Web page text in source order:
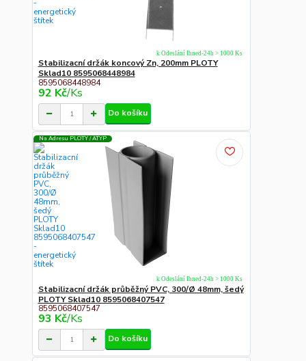
Stabilizacní držák koncový Zn, 200mm PLOTY
Sklad10 8595068448984
8595068448984
92 Kč/Ks
k Odeslání Ihned-24h > 1000 Ks
Do košíku
Na Adresu PLOTY / ATYP
Stabilizacní držák průběžný PVC, 300/Ø 48mm, šedý
PLOTY Sklad10 8595068407547
8595068407547
93 Kč/Ks
k Odeslání Ihned-24h > 1000 Ks
Do košíku